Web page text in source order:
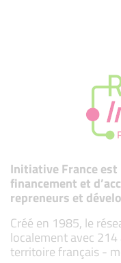
Initiative France
financement et
repreneurs et
Créé en 1985, le
localement avec
territoire français -